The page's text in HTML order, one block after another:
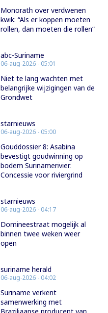
Monorath over verdwenen
kwik: “Als er koppen moeten
rollen, dan moeten die rollen”
abc-Suriname
06-aug-2026 - 05:01
Niet te lang wachten met
belangrijke wijzigingen van de
Grondwet
starnieuws
06-aug-2026 - 05:00
Gouddossier 8: Asabina
bevestigt goudwinning op
bodem Surinamerivier:
Concessie voor riviergrind
starnieuws
06-aug-2026 - 04:17
Domineestraat mogelijk al
binnen twee weken weer
open
suriname herald
06-aug-2026 - 04:02
Suriname verkent
samenwerking met